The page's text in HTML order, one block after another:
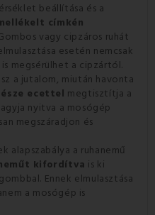
beállítása és a
címkén
vagy cipzáros ruhát
esetén nemcsak
megsérülhet a cipzártól.
a jutalom, miután havonta
ecettel megtisztítja a
nyitva a mosógép
megszáradjon és
alapszabálya a ruhanemű
kifordítva is ki
Ennek elmulasztása
a mosógép is